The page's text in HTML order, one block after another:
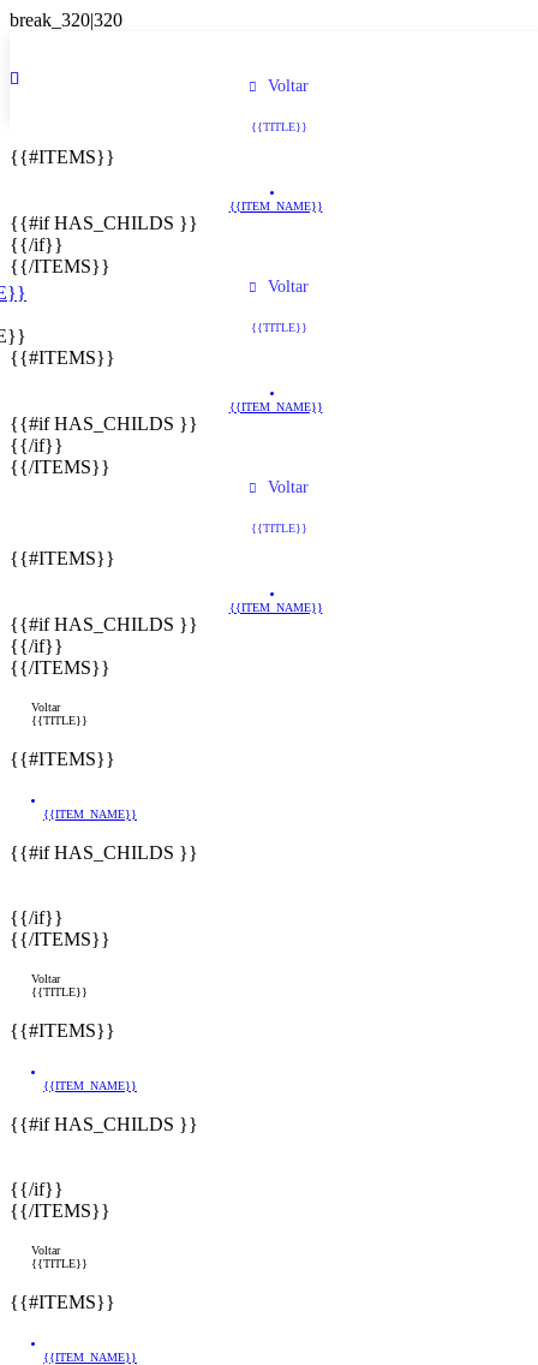
Voltar
{{TITLE}}
{{#ITEMS}}
{{ITEM_NAME}}
{{#if HAS_CHILDS }}
{{/if}}
{{/ITEMS}}
Voltar
{{TITLE}}
{{#ITEMS}}
{{ITEM_NAME}}
{{#if HAS_CHILDS }}
{{/if}}
{{/ITEMS}}
Voltar
{{TITLE}}
{{#ITEMS}}
{{ITEM_NAME}}
{{#if HAS_CHILDS }}
{{/if}}
{{/ITEMS}}
Voltar
{{TITLE}}
{{#ITEMS}}
{{ITEM_NAME}}
{{#if HAS_CHILDS }}
{{/if}}
{{/ITEMS}}
Voltar
{{TITLE}}
{{#ITEMS}}
{{ITEM_NAME}}
{{#if HAS_CHILDS }}
{{/if}}
{{/ITEMS}}
Voltar
{{TITLE}}
{{#ITEMS}}
{{ITEM_NAME}}